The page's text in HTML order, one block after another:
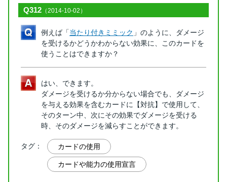
Q312 （2014-10-02）
例えば「当たり付きミミック 」のように、ダメージ
を受けるかどうかわからない効果に、このカードを
使うことはできますか？
はい、できます。
ダメージを受けるか分からない場合でも、ダメージ
を与える効果を含むカードに【対抗】で使用して、
そのターン中、次にその効果でダメージを受ける
時、そのダメージを減らすことができます。
タグ： カードの使用
カードや能力の使用宣言